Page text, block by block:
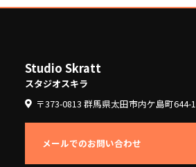
Studio Skratt
スタジオスキラ
〒373-0813 群馬県太田市内ケ島町644-1
メールでのお問い合わせ